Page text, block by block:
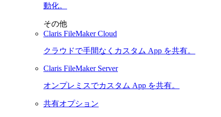
動化。
その他
Claris FileMaker Cloud
クラウドで手間なくカスタム App を共有。
Claris FileMaker Server
オンプレミスでカスタム App を共有。
共有オプション